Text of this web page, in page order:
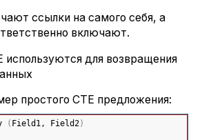
ссылки на самого себя, а
включают.
используются для возвращения
простого CTE предложения:
( Field1, Field2)